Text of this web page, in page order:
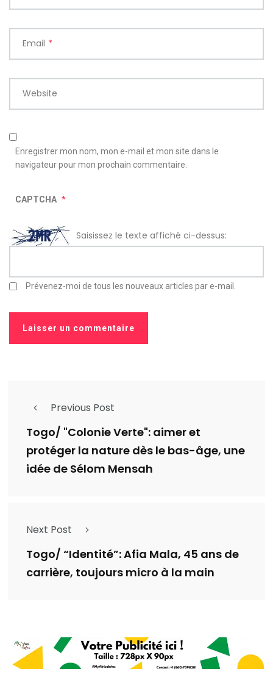
Email *
Website
Enregistrer mon nom, mon e-mail et mon site dans le
navigateur pour mon prochain commentaire.
CAPTCHA *
Saisissez le texte affiché ci-dessus:
Prévenez-moi de tous les nouveaux articles par e-mail.
Previous Post
Togo/ "Colonie Verte": aimer et
protéger la nature dès le bas-âge, une
idée de Sélom Mensah
Next Post
Togo/ “Identité”: Afia Mala, 45 ans de
carrière, toujours micro à la main